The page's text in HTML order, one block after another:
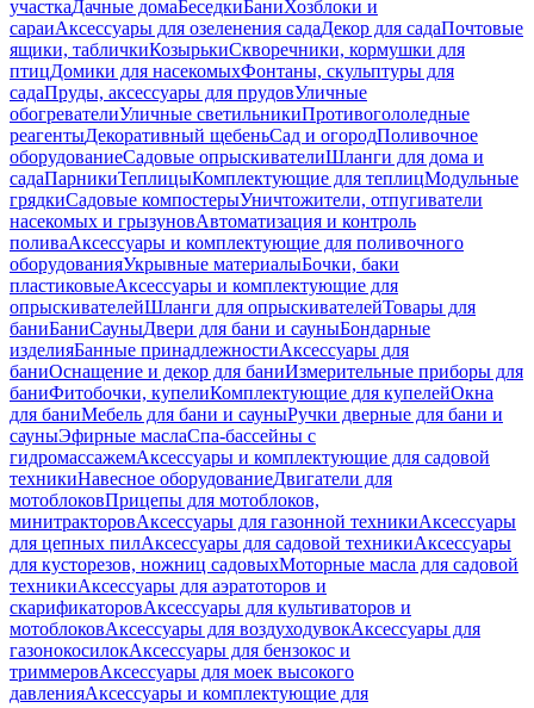
участкаДачные домаБеседкиБаниХозблоки и
сараиАксессуары для озеленения садаДекор для садаПочтовые
ящики, табличкиКозырькиСкворечники, кормушки для
птицДомики для насекомыхФонтаны, скульптуры для
садаПруды, аксессуары для прудовУличные
обогревателиУличные светильникиПротивогололедные
реагентыДекоративный щебеньСад и огородПоливочное
оборудованиеСадовые опрыскивателиШланги для дома и
садаПарникиТеплицыКомплектующие для теплицМодульные
грядкиСадовые компостерыУничтожители, отпугиватели
насекомых и грызуновАвтоматизация и контроль
поливаАксессуары и комплектующие для поливочного
оборудованияУкрывные материалыБочки, баки
пластиковыеАксессуары и комплектующие для
опрыскивателейШланги для опрыскивателейТовары для
баниБаниСауныДвери для бани и сауныБондарные
изделияБанные принадлежностиАксессуары для
баниОснащение и декор для баниИзмерительные приборы для
баниФитобочки, купелиКомплектующие для купелейОкна
для баниМебель для бани и сауныРучки дверные для бани и
сауныЭфирные маслаСпа-бассейны с
гидромассажемАксессуары и комплектующие для садовой
техникиНавесное оборудованиеДвигатели для
мотоблоковПрицепы для мотоблоков,
минитракторовАксессуары для газонной техникиАксессуары
для цепных пилАксессуары для садовой техникиАксессуары
для кусторезов, ножниц садовыхМоторные масла для садовой
техникиАксессуары для аэратоторов и
скарификаторовАксессуары для культиваторов и
мотоблоковАксессуары для воздуходувокАксессуары для
газонокосилокАксессуары для бензокос и
триммеровАксессуары для моек высокого
давленияАксессуары и комплектующие для